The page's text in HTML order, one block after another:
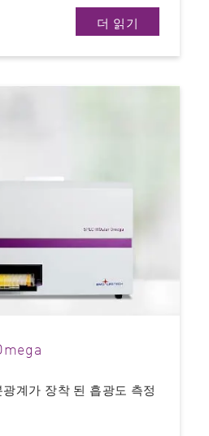
더 읽기
계가 장착 된 흡광도 측정